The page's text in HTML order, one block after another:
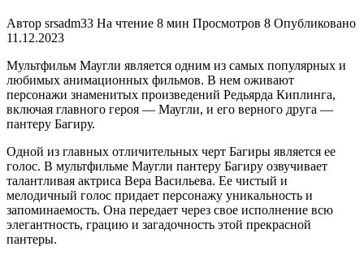
Автор srsadm33 На чтение 8 мин Просмотров 8 Опубликовано
11.12.2023
Мультфильм Маугли является одним из самых популярных и
любимых анимационных фильмов. В нем оживают
персонажи знаменитых произведений Редьярда Киплинга,
включая главного героя — Маугли, и его верного друга —
пантеру Багиру.
Одной из главных отличительных черт Багиры является ее
голос. В мультфильме Маугли пантеру Багиру озвучивает
талантливая актриса Вера Васильева. Ее чистый и
мелодичный голос придает персонажу уникальность и
запоминаемость. Она передает через свое исполнение всю
элегантность, грацию и загадочность этой прекрасной
пантеры.